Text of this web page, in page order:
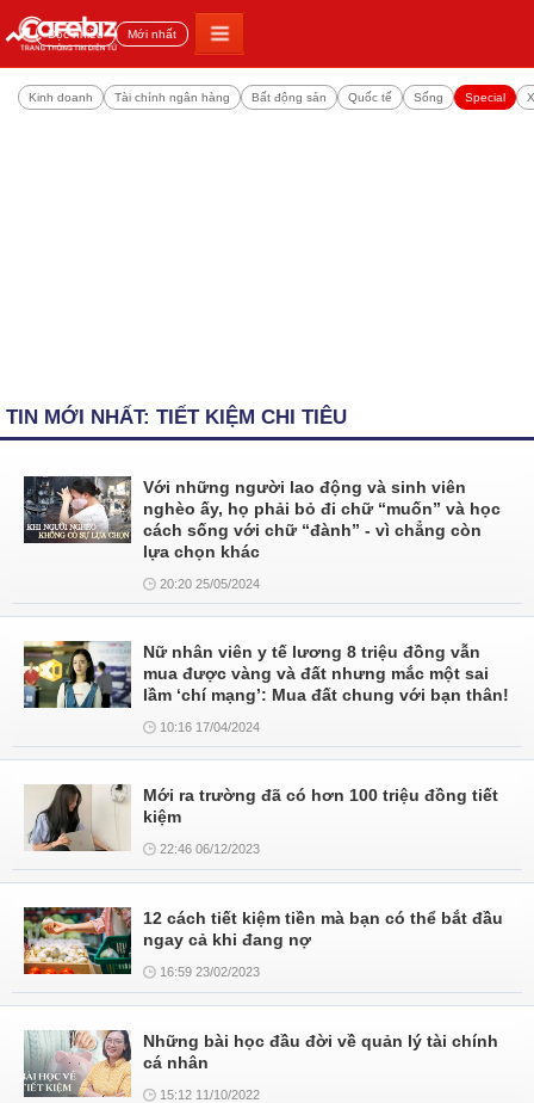
Đọc nhiều Mới nhất
Kinh doanh Tài chính ngân hàng Bất động sản Quốc tế Sống Special
TIN MỚI NHẤT: TIẾT KIỆM CHI TIÊU
Với những người lao động và sinh viên
nghèo ấy, họ phải bỏ đi chữ “muốn” và học
cách sống với chữ “đành” - vì chẳng còn
lựa chọn khác
20:20 25/05/2024
Nữ nhân viên y tế lương 8 triệu đồng vẫn
mua được vàng và đất nhưng mắc một sai
lầm ‘chí mạng’: Mua đất chung với bạn thân!
10:16 17/04/2024
Mới ra trường đã có hơn 100 triệu đồng tiết
kiệm
22:46 06/12/2023
12 cách tiết kiệm tiền mà bạn có thể bắt đầu
ngay cả khi đang nợ
16:59 23/02/2023
Những bài học đầu đời về quản lý tài chính
cá nhân
15:12 11/10/2022